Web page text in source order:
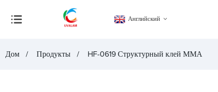
Английский
Дом Продукты HF-0619 Структурный клей ММА